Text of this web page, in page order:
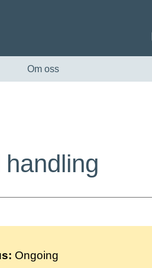
Om oss
Ongoing